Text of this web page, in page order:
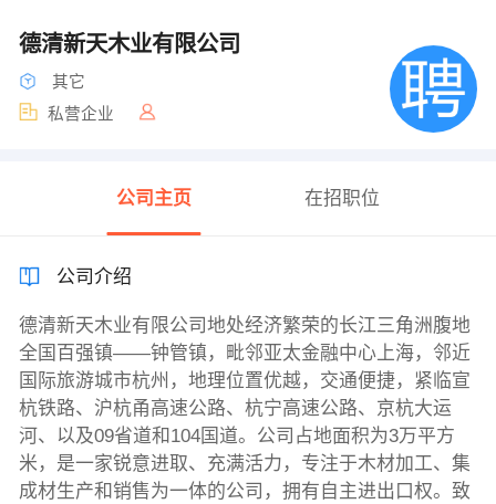
德清新天木业有限公司
其它
私营企业
公司主页 在招职位
公司介绍
德清新天木业有限公司地处经济繁荣的长江三角洲腹地
全国百强镇——钟管镇，毗邻亚太金融中心上海，邻近
国际旅游城市杭州，地理位置优越，交通便捷，紧临宣
杭铁路、沪杭甬高速公路、杭宁高速公路、京杭大运
河、以及09省道和104国道。公司占地面积为3万平方
米，是一家锐意进取、充满活力，专注于木材加工、集
成材生产和销售为一体的公司，拥有自主进出口权。致